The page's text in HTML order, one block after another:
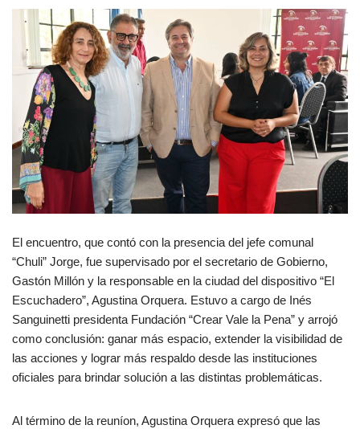
El encuentro, que contó con la presencia del jefe comunal
“Chuli” Jorge, fue supervisado por el secretario de Gobierno,
Gastón Millón y la responsable en la ciudad del dispositivo “El
Escuchadero”, Agustina Orquera. Estuvo a cargo de Inés
Sanguinetti presidenta Fundación “Crear Vale la Pena” y arrojó
como conclusión: ganar más espacio, extender la visibilidad de
las acciones y lograr más respaldo desde las instituciones
oficiales para brindar solución a las distintas problemáticas.
Al término de la reuníon, Agustina Orquera expresó que las